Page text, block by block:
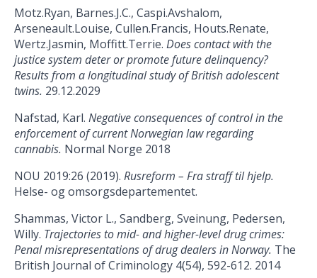
Motz.Ryan, Barnes.J.C., Caspi.Avshalom,
Arseneault.Louise, Cullen.Francis, Houts.Renate,
Wertz.Jasmin, Moffitt.Terrie. Does contact with the
justice system deter or promote future delinquency?
Results from a longitudinal study of British adolescent
twins. 29.12.2029
Nafstad, Karl. Negative consequences of control in the
enforcement of current Norwegian law regarding
cannabis. Normal Norge 2018
NOU 2019:26 (2019). Rusreform – Fra straff til hjelp.
Helse- og omsorgsdepartementet.
Shammas, Victor L., Sandberg, Sveinung, Pedersen,
Willy. Trajectories to mid- and higher-level drug crimes:
Penal misrepresentations of drug dealers in Norway. The
British Journal of Criminology 4(54), 592-612. 2014